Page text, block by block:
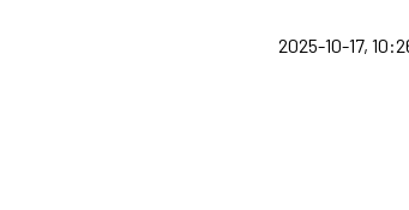
2025-10-17,